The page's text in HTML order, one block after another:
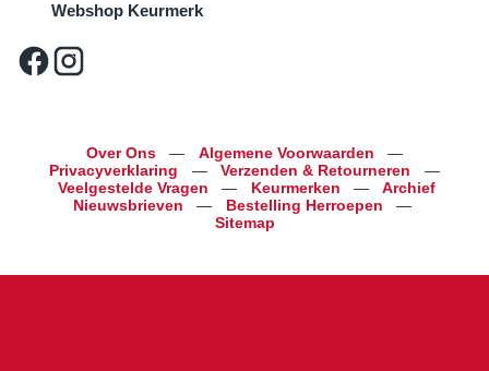
Webshop Keurmerk
Over Ons — Algemene Voorwaarden
—
Privacyverklaring
— Verzenden & Retourneren
—
Veelgestelde Vragen
— Keurmerken —
Archief
Nieuwsbrieven
— Bestelling Herroepen
—
Sitemap